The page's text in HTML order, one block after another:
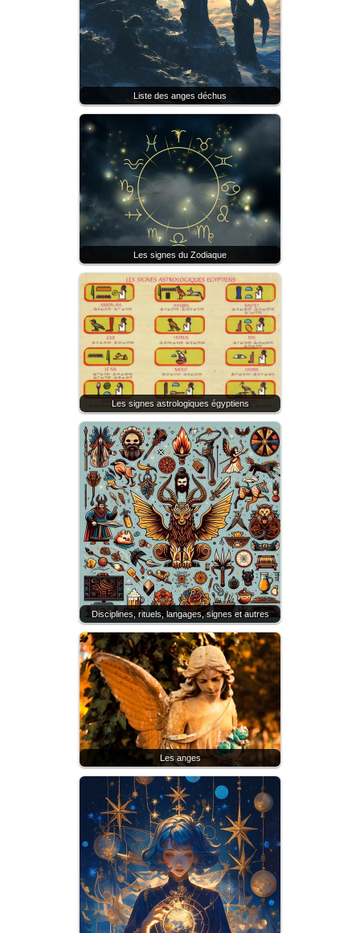
Liste des anges déchus
Les signes du Zodiaque
Les signes astrologiques égyptiens
Disciplines, rituels, langages, signes et autres
Les anges